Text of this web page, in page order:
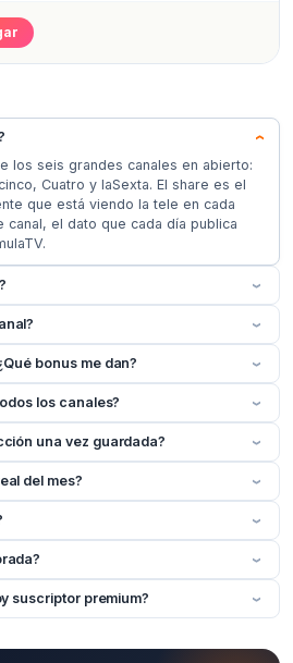
›
los seis grandes canales en abierto:
Cuatro y laSexta. El share es el
que está viendo la tele en cada
canal, el dato que cada día publica
›
›
bonus me dan? ›
los canales? ›
una vez guardada? ›
del mes? ›
›
›
suscriptor premium? ›